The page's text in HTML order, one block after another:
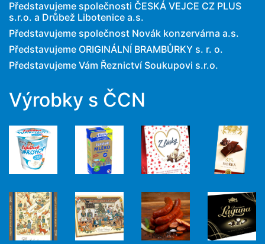
Představujeme společnosti ČESKÁ VEJCE CZ PLUS
s.r.o. a Drůbež Libotenice a.s.
Představujeme společnost Novák konzervárna a.s.
Představujeme ORIGINÁLNÍ BRAMBŮRKY s. r. o.
Představujeme Vám Řeznictví Soukupovi s.r.o.
Výrobky s ČCN